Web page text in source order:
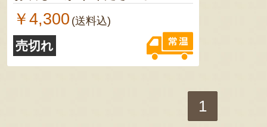
￥4,300 (送料込)
売切れ
1